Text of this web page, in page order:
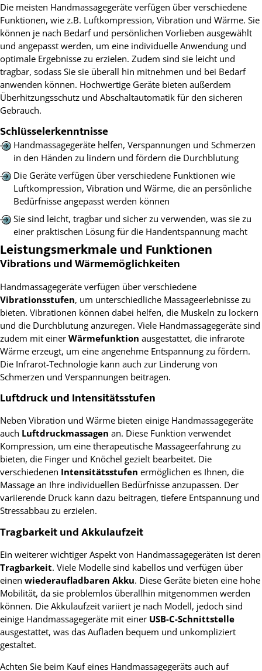
Die meisten Handmassagegeräte verfügen über verschiedene
Funktionen, wie z.B. Luftkompression, Vibration und Wärme. Sie
können je nach Bedarf und persönlichen Vorlieben ausgewählt
und angepasst werden, um eine individuelle Anwendung und
optimale Ergebnisse zu erzielen. Zudem sind sie leicht und
tragbar, sodass Sie sie überall hin mitnehmen und bei Bedarf
anwenden können. Hochwertige Geräte bieten außerdem
Überhitzungsschutz und Abschaltautomatik für den sicheren
Gebrauch.
Schlüsselerkenntnisse
Handmassagegeräte helfen, Verspannungen und Schmerzen
in den Händen zu lindern und fördern die Durchblutung
Die Geräte verfügen über verschiedene Funktionen wie
Luftkompression, Vibration und Wärme, die an persönliche
Bedürfnisse angepasst werden können
Sie sind leicht, tragbar und sicher zu verwenden, was sie zu
einer praktischen Lösung für die Handentspannung macht
Leistungsmerkmale und Funktionen
Vibrations und Wärmemöglichkeiten
Handmassagegeräte verfügen über verschiedene
Vibrationsstufen, um unterschiedliche Massageerlebnisse zu
bieten. Vibrationen können dabei helfen, die Muskeln zu lockern
und die Durchblutung anzuregen. Viele Handmassagegeräte sind
zudem mit einer Wärmefunktion ausgestattet, die infrarote
Wärme erzeugt, um eine angenehme Entspannung zu fördern.
Die Infrarot-Technologie kann auch zur Linderung von
Schmerzen und Verspannungen beitragen.
Luftdruck und Intensitätsstufen
Neben Vibration und Wärme bieten einige Handmassagegeräte
auch Luftdruckmassagen an. Diese Funktion verwendet
Kompression, um eine therapeutische Massageerfahrung zu
bieten, die Finger und Knöchel gezielt bearbeitet. Die
verschiedenen Intensitätsstufen ermöglichen es Ihnen, die
Massage an Ihre individuellen Bedürfnisse anzupassen. Der
variierende Druck kann dazu beitragen, tiefere Entspannung und
Stressabbau zu erzielen.
Tragbarkeit und Akkulaufzeit
Ein weiterer wichtiger Aspekt von Handmassagegeräten ist deren
Tragbarkeit. Viele Modelle sind kabellos und verfügen über
einen wiederaufladbaren Akku. Diese Geräte bieten eine hohe
Mobilität, da sie problemlos überallhin mitgenommen werden
können. Die Akkulaufzeit variiert je nach Modell, jedoch sind
einige Handmassagegeräte mit einer USB-C-Schnittstelle
ausgestattet, was das Aufladen bequem und unkompliziert
gestaltet.
Achten Sie beim Kauf eines Handmassagegeräts auch auf